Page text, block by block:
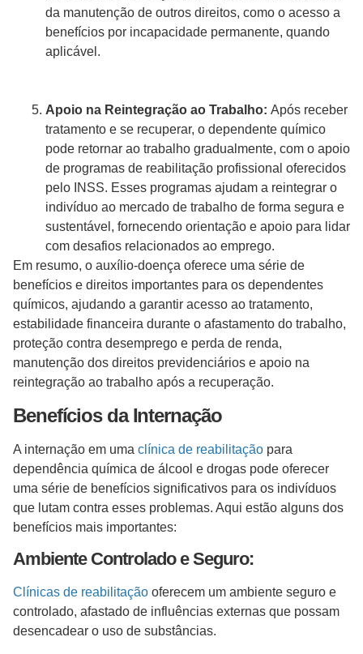
da manutenção de outros direitos, como o acesso a
benefícios por incapacidade permanente, quando
aplicável.
Apoio na Reintegração ao Trabalho: Após receber
tratamento e se recuperar, o dependente químico
pode retornar ao trabalho gradualmente, com o apoio
de programas de reabilitação profissional oferecidos
pelo INSS. Esses programas ajudam a reintegrar o
indivíduo ao mercado de trabalho de forma segura e
sustentável, fornecendo orientação e apoio para lidar
com desafios relacionados ao emprego.
Em resumo, o auxílio-doença oferece uma série de
benefícios e direitos importantes para os dependentes
químicos, ajudando a garantir acesso ao tratamento,
estabilidade financeira durante o afastamento do trabalho,
proteção contra desemprego e perda de renda,
manutenção dos direitos previdenciários e apoio na
reintegração ao trabalho após a recuperação.
Benefícios da Internação
A internação em uma clínica de reabilitação para
dependência química de álcool e drogas pode oferecer
uma série de benefícios significativos para os indivíduos
que lutam contra esses problemas. Aqui estão alguns dos
benefícios mais importantes:
Ambiente Controlado e Seguro:
Clínicas de reabilitação oferecem um ambiente seguro e
controlado, afastado de influências externas que possam
desencadear o uso de substâncias.